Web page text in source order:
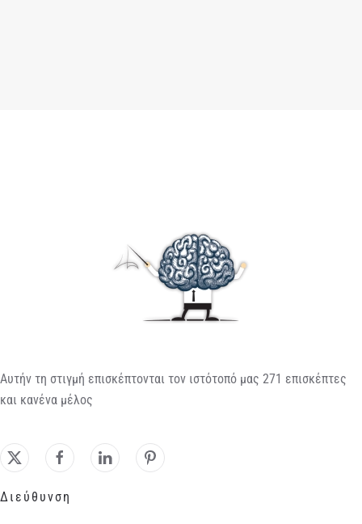
Αυτήν τη στιγμή επισκέπτονται τον ιστότοπό μας 271 επισκέπτες
και κανένα μέλος
Διεύθυνση